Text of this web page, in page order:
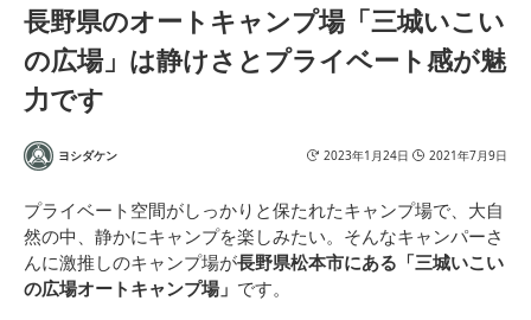
長野県のオートキャンプ場「三城いこい
の広場」は静けさとプライベート感が魅
力です
ヨシダケン 2023年1月24日 2021年7月9日
プライベート空間がしっかりと保たれたキャンプ場で、大自
然の中、静かにキャンプを楽しみたい。そんなキャンパーさ
んに激推しのキャンプ場が長野県松本市にある「三城いこい
の広場オートキャンプ場」 です。